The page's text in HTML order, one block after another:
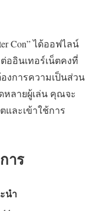
Con” ได้ออฟไลน์
ออินเทอร์เน็ตคงที่
งการความเป็นส่วน
ลายผู้เล่น คุณจะ
และเข้าใช้การ
าร
นำ